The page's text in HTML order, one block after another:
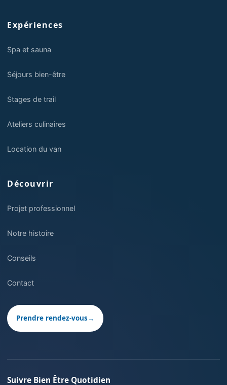
Expériences
Spa et sauna
Séjours bien-être
Stages de trail
Ateliers culinaires
Location du van
Découvrir
Projet professionnel
Notre histoire
Conseils
Contact
Prendre rendez-vous→
Suivre Bien Être Quotidien